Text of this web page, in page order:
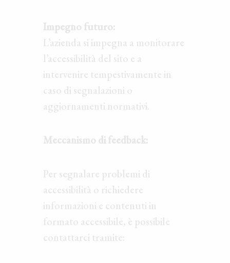
Impegno futuro:
L’azienda si impegna a monitorare
l’accessibilità del sito e a
intervenire tempestivamente in
caso di segnalazioni o
aggiornamenti normativi.
Meccanismo di feedback:
Per segnalare problemi di
accessibilità o richiedere
informazioni e contenuti in
formato accessibile, è possibile
contattarci tramite: